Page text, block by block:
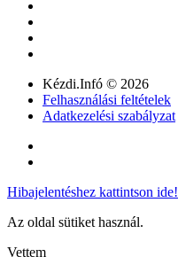
Kézdi.Infó © 2026
Felhasználási feltételek
Adatkezelési szabályzat
Hibajelentéshez kattintson ide!
Az oldal sütiket használ.
Vettem